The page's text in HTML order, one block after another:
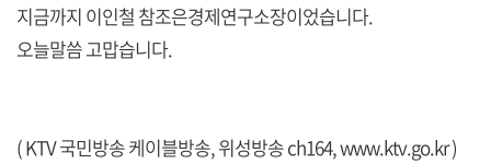
지금까지 이인철 참조은경제연구소장이었습니다.
오늘말씀 고맙습니다.
( KTV 국민방송 케이블방송, 위성방송 ch164,www.ktv.go.kr)